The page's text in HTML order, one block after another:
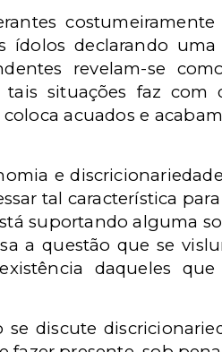
declarando uma
revelam-se
situações faz
acuados e
e
tal característica
suportando alguma
a questão que se
daqueles
se discute